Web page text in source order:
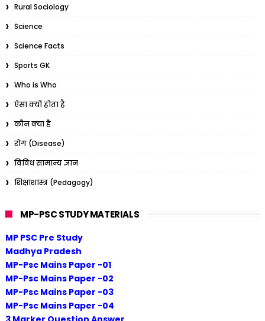
Rural Sociology
Science
Science Facts
Sports GK
Who is Who
ऐसा क्यों होता है
कौन क्या है
रोग (Disease)
विविध सामान्य ज्ञान
शिक्षाशास्त्र (Pedagogy)
MP-PSC STUDY MATERIALS
MP PSC Pre Study
Madhya Pradesh
MP-Psc Mains Paper -01
MP-Psc Mains Paper -02
MP-Psc Mains Paper -03
MP-Psc Mains Paper -04